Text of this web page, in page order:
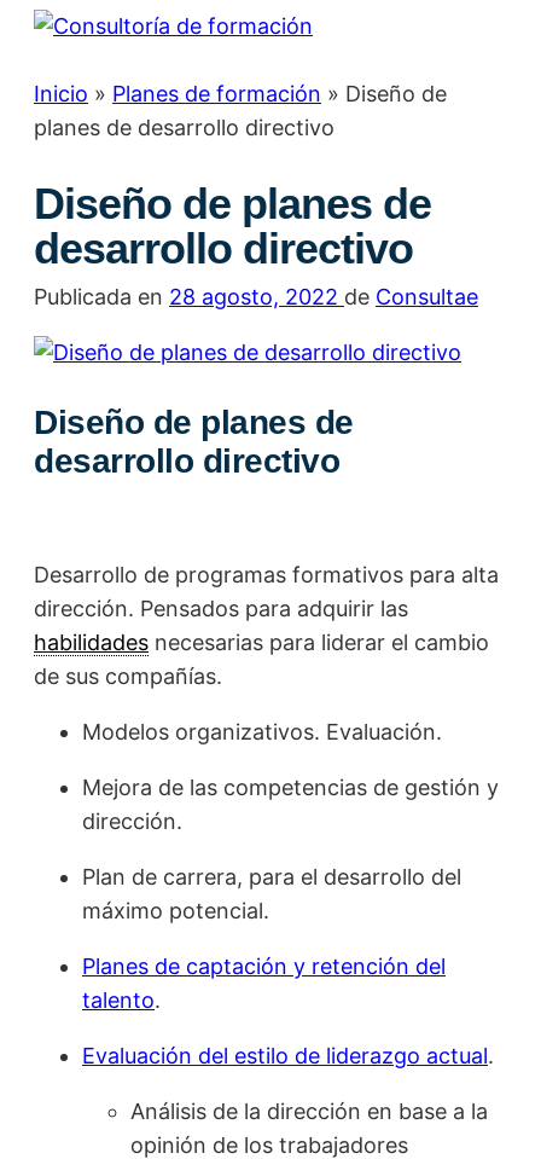
Soluciones
Digitalización
Acerca de …
Contacto
Únete al equipo …
Inicio » Planes de formación » Diseño de
planes de desarrollo directivo
Diseño de planes de
desarrollo directivo
Publicada en 28 agosto, 2022 de Consultae
Diseño de planes de
desarrollo directivo
Desarrollo de programas formativos para alta
dirección. Pensados para adquirir las
habilidades necesarias para liderar el cambio
de sus compañías.
Modelos organizativos. Evaluación.
Mejora de las competencias de gestión y
dirección.
Plan de carrera, para el desarrollo del
máximo potencial.
Planes de captación y retención del
talento.
Evaluación del estilo de liderazgo actual.
Análisis de la dirección en base a la
opinión de los trabajadores